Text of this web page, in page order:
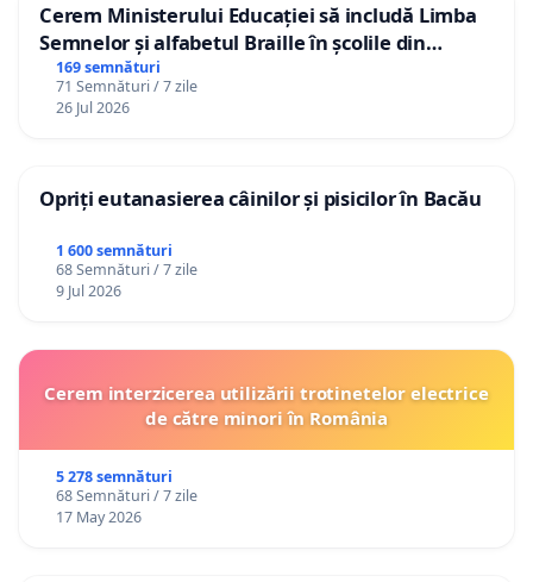
Cerem Ministerului Educației să includă Limba
Semnelor și alfabetul Braille în școlile din
Republica Moldova!
169 semnături
71 Semnături / 7 zile
26 Jul 2026
Opriți eutanasierea câinilor și pisicilor în Bacău
1 600 semnături
68 Semnături / 7 zile
9 Jul 2026
Cerem interzicerea utilizării trotinetelor electrice
de către minori în România
5 278 semnături
68 Semnături / 7 zile
17 May 2026